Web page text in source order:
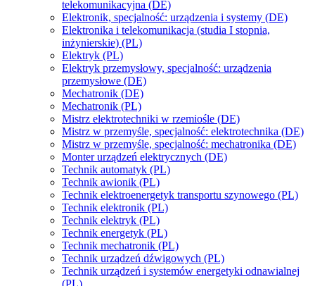
telekomunikacyjna (DE)
Elektronik, specjalność: urządzenia i systemy (DE)
Elektronika i telekomunikacja (studia I stopnia,
inżynierskie) (PL)
Elektryk (PL)
Elektryk przemysłowy, specjalność: urządzenia
przemysłowe (DE)
Mechatronik (DE)
Mechatronik (PL)
Mistrz elektrotechniki w rzemiośle (DE)
Mistrz w przemyśle, specjalność: elektrotechnika (DE)
Mistrz w przemyśle, specjalność: mechatronika (DE)
Monter urządzeń elektrycznych (DE)
Technik automatyk (PL)
Technik awionik (PL)
Technik elektroenergetyk transportu szynowego (PL)
Technik elektronik (PL)
Technik elektryk (PL)
Technik energetyk (PL)
Technik mechatronik (PL)
Technik urządzeń dźwigowych (PL)
Technik urządzeń i systemów energetyki odnawialnej
(PL)